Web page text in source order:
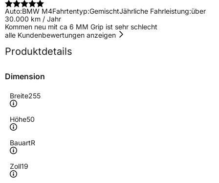
Auto:BMW M4Fahrtentyp:GemischtJährliche Fahrleistung:über
30.000 km / Jahr
Kommen neu mit ca 6 MM Grip ist sehr schlecht
alle Kundenbewertungen anzeigen
Produktdetails
Dimension
Breite255
Höhe50
BauartR
Zoll19